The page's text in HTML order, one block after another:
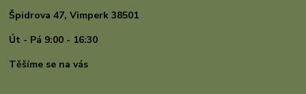
Špidrova 47,Vimperk 38501
Út - Pá 9:00 - 16:30
Těšíme se na vás